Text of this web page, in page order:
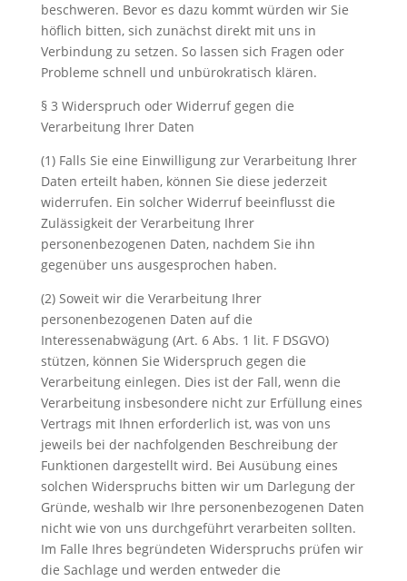
beschweren. Bevor es dazu kommt würden wir Sie
höflich bitten, sich zunächst direkt mit uns in
Verbindung zu setzen. So lassen sich Fragen oder
Probleme schnell und unbürokratisch klären.
§ 3 Widerspruch oder Widerruf gegen die
Verarbeitung Ihrer Daten
(1) Falls Sie eine Einwilligung zur Verarbeitung Ihrer
Daten erteilt haben, können Sie diese jederzeit
widerrufen. Ein solcher Widerruf beeinflusst die
Zulässigkeit der Verarbeitung Ihrer
personenbezogenen Daten, nachdem Sie ihn
gegenüber uns ausgesprochen haben.
(2) Soweit wir die Verarbeitung Ihrer
personenbezogenen Daten auf die
Interessenabwägung (Art. 6 Abs. 1 lit. F DSGVO)
stützen, können Sie Widerspruch gegen die
Verarbeitung einlegen. Dies ist der Fall, wenn die
Verarbeitung insbesondere nicht zur Erfüllung eines
Vertrags mit Ihnen erforderlich ist, was von uns
jeweils bei der nachfolgenden Beschreibung der
Funktionen dargestellt wird. Bei Ausübung eines
solchen Widerspruchs bitten wir um Darlegung der
Gründe, weshalb wir Ihre personenbezogenen Daten
nicht wie von uns durchgeführt verarbeiten sollten.
Im Falle Ihres begründeten Widerspruchs prüfen wir
die Sachlage und werden entweder die